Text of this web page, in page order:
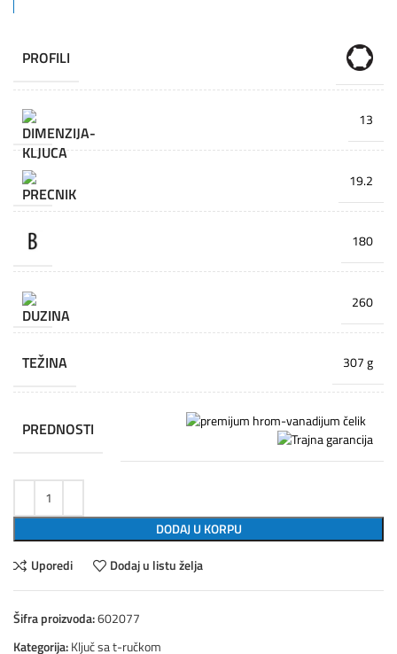
PROFILI
13
19.2
180
260
TEŽINA 307 g
PREDNOSTI
DODAJ U KORPU
Uporedi
Dodaj u listu želja
Šifra proizvoda:602077
Kategorija:Ključ sa t-ručkom